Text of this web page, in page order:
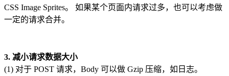
CSS Image Sprites。 如果某个页面内请求过多，也可以考虑做
一定的请求合并。
3. 减小请求数据大小
(1) 对于 POST 请求，Body 可以做 Gzip 压缩，如日志。